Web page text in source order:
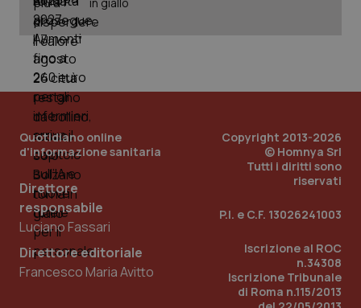
Quotidiano online
d'informazione sanitaria
Direttore
responsabile
Luciano Fassari
Direttore editoriale
Francesco Maria Avitto
Copyright 2013-2026
© Homnya Srl
Tutti i diritti sono
riservati
P.I. e C.F. 13026241003
Iscrizione al ROC
n.34308
Iscrizione Tribunale
di Roma n.115/2013
PHPSESSID
www.quotidianosanita.it